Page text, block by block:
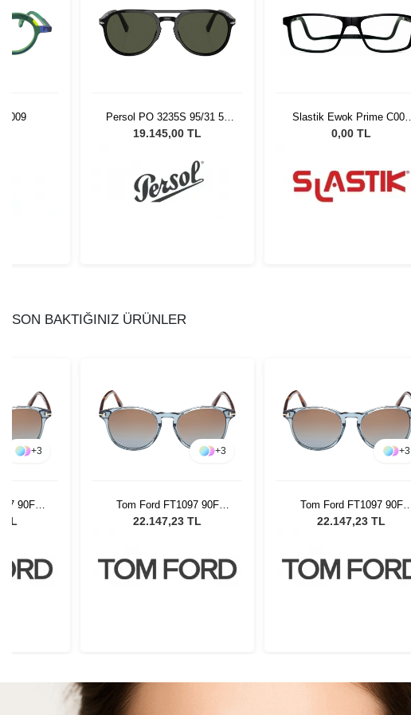
009
Persol PO 3235S 95/31 55
Unisex Güneş Gözlüğü
19.145,00 TL
Slastik Ewok Prime C001
Opt
0,00 TL
SON BAKTIĞINIZ ÜRÜNLER
+3
90F
TL
+3
Tom Ford FT1097 90F
Unisex Güneş Gözlüğü
22.147,23 TL
+3
Tom Ford FT1097 90F
Unisex Güneş Gözlüğü
22.147,23 TL